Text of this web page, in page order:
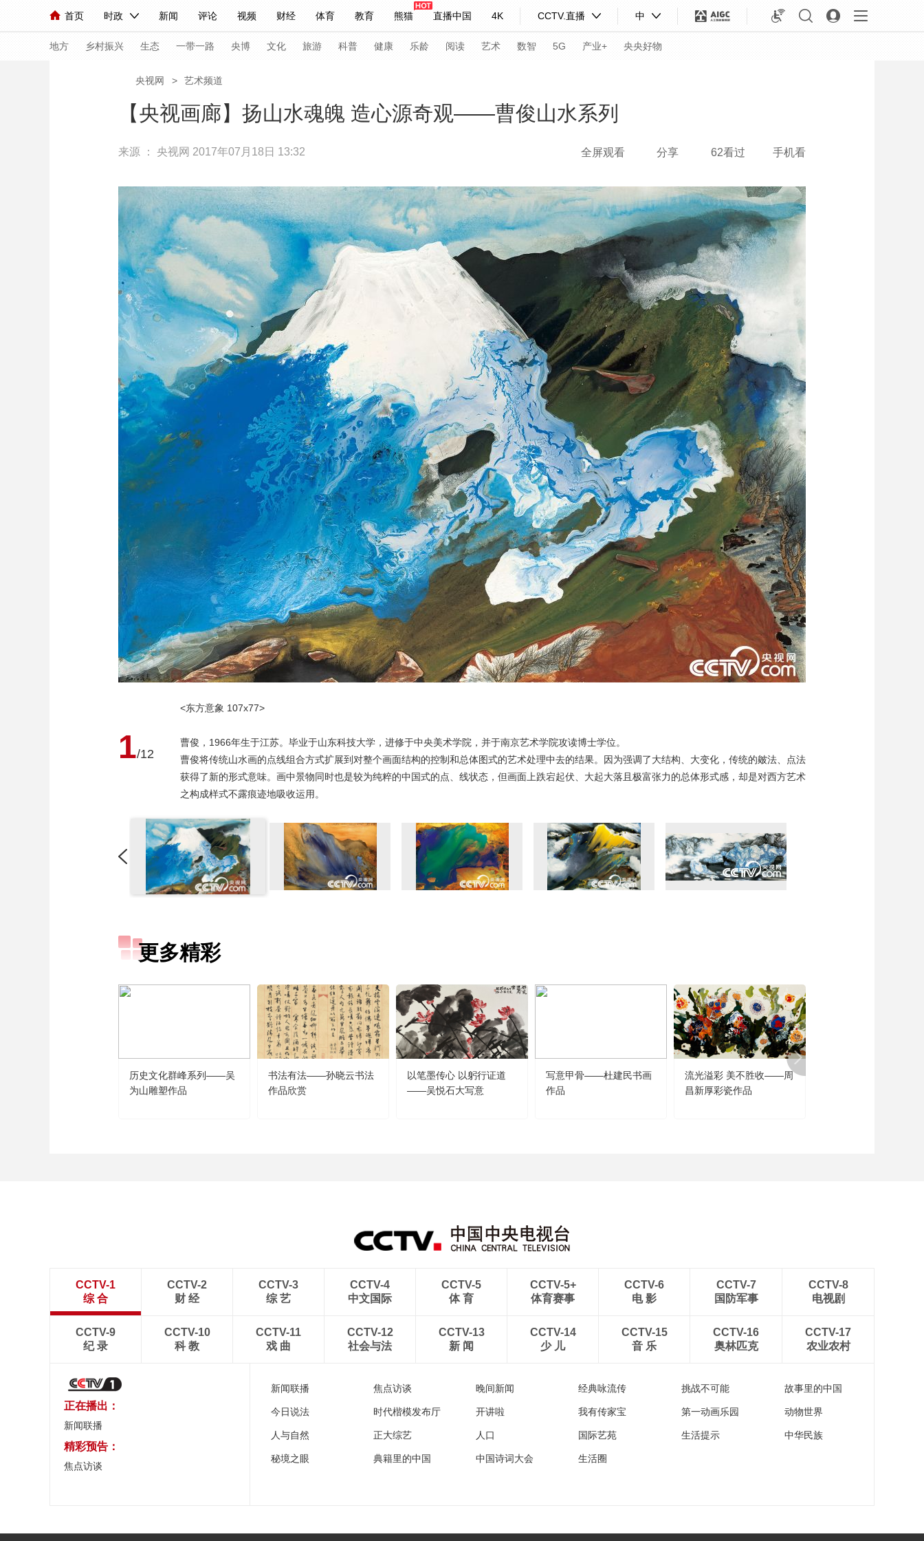
首页 时政 新闻 评论 视频 财经 体育 教育 熊猫 直播中国 4K CCTV.直播 中
人民领袖习近平 联播+ 中国领导人 央视快评 习式妙语 热解读 天天学习
直播 栏目大全 节目单 听音 微视频 主持人 下载央视影音
海外频道 iPanda English Монгол
地方 乡村振兴 生态 一带一路 央博 文化 旅游 科普 健康 乐龄 阅读 艺术 数智 5G 产业+ 央央好物
国内 国际 评论 经济 军事
小央视频 小央直播 直播中国 熊猫频道 VR/AR 4K专区 全景新闻
前线 比划 快看 蓝海中国 新兵请入列 人生第一次 人生第二次
直播 竞猜 2026年世界杯 2026年冬奥会 NBA 综合体育 亚冬会
CCTV奥林匹克频道 生活体育大会 体育江湖 冰雪道路 足球道路
教育 生态环境 一带一路 央博 科普 健康 乐龄 阅读 艺术 汽车 数智 产业+
大国展会 大国保险 云顶对话 云起 超级工厂 全民健康 颜选攻略 海洋 时尚 天气 才艺 网展
CCTV.节目官网 直播 节目单 栏目 片库 热播榜 总台企业白名单
央视网 > 艺术频道
【央视画廊】扬山水魂魄 造心源奇观——曹俊山水系列
来源 ： 央视网 2017年07月18日 13:32 全屏观看 分享 62看过 手机看
1/12
<东方意象 107x77>
曹俊，1966年生于江苏。毕业于山东科技大学，进修于中央美术学院，并于南京艺术学院攻读博士学位。
曹俊将传统山水画的点线组合方式扩展到对整个画面结构的控制和总体图式的艺术处理中去的结果。因为强调了大结构、大变化，传统的皴法、点法
获得了新的形式意味。画中景物同时也是较为纯粹的中国式的点、线状态，但画面上跌宕起伏、大起大落且极富张力的总体形式感，却是对西方艺术
之构成样式不露痕迹地吸收运用。
更多精彩
历史文化群峰系列——吴
为山雕塑作品
书法有法——孙晓云书法
作品欣赏
以笔墨传心 以躬行证道
——吴悦石大写意
写意甲骨——杜建民书画
作品
流光溢彩 美不胜收——周
昌新厚彩瓷作品
CCTV-1
综 合
CCTV-2
财 经
CCTV-3
综 艺
CCTV-4
中文国际
CCTV-5
体 育
CCTV-5+
体育赛事
CCTV-6
电 影
CCTV-7
国防军事
CCTV-8
电视剧
CCTV-9
纪 录
CCTV-10
科 教
CCTV-11
戏 曲
CCTV-12
社会与法
CCTV-13
新 闻
CCTV-14
少 儿
CCTV-15
音 乐
CCTV-16
奥林匹克
CCTV-17
农业农村
正在播出：
新闻联播
精彩预告：
焦点访谈
新闻联播 焦点访谈 晚间新闻 经典咏流传 挑战不可能 故事里的中国
今日说法 时代楷模发布厅 开讲啦 我有传家宝 第一动画乐园 动物世界
人与自然 正大综艺 人口 国际艺苑 生活提示 中华民族
秘境之眼 典籍里的中国 中国诗词大会 生活圈